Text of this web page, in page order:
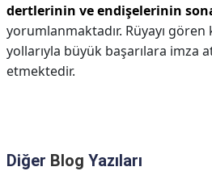
dertlerinin ve endişelerinin
yorumlanmaktadır. Rüyayı gören
yollarıyla büyük başarılara imza
etmektedir.
Diğer Blog Yazıları